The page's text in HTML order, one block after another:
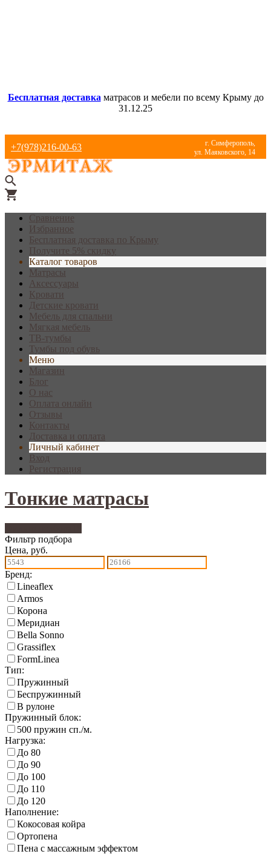
Бесплатная доставка матрасов и мебели по всему Крыму до
31.12.25
+7(978)216-00-63
г. Симферополь,
ул. Маяковского, 14
Сравнение
Избранное
Бесплатная доставка по Крыму
Получите 5% скидку
Каталог товаров
Матрасы
Аксессуары
Кровати
Детские кровати
Мебель для спальни
Мягкая мебель
ТВ-тумбы
Тумбы под обувь
Меню
Магазин
Блог
О нас
Оплата онлайн
Отзывы
Контакты
Доставка и оплата
Личный кабинет
Вход
Регистрация
Тонкие матрасы
Фильтр подбора
Цена, руб.
Бренд:
Lineaflex
Armos
Корона
Меридиан
Bella Sonno
Grassiflex
FormLinea
Тип:
Пружинный
Беспружинный
В рулоне
Пружинный блок:
500 пружин сп./м.
Нагрузка:
До 80
До 90
До 100
До 110
До 120
Наполнение:
Кокосовая койра
Ортопена
Пена с массажным эффектом